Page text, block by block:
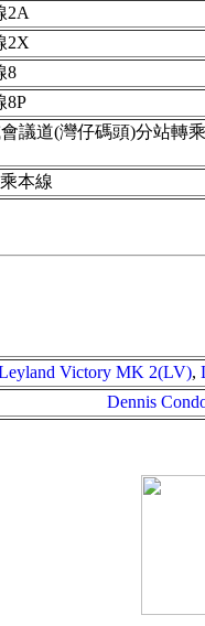
2A
2X
8
8P
議道(灣仔碼頭)分站轉
本線
Victory MK 2(LV),
Dennis